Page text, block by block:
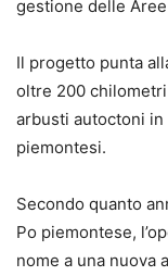
gestione delle
Il progetto punta
oltre 200
arbusti autoctoni
piemontesi.
Secondo quanto
Po piemontese,
nome a una nuova